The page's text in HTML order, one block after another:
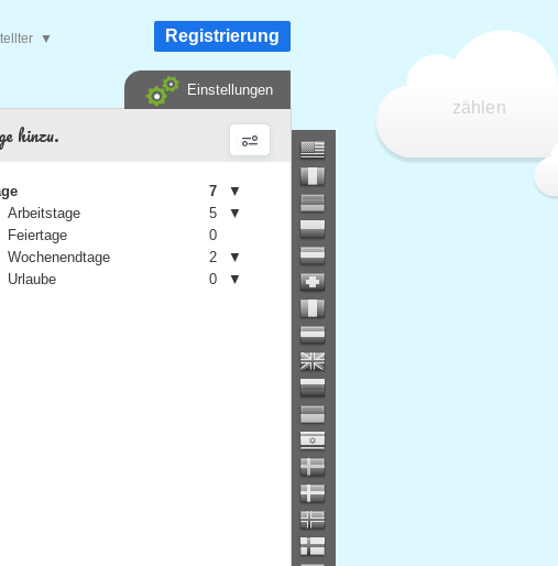
zählen
▼ Registrierung
Einstellungen
hinzu.
7
▼
Arbeitstage
5
▼
Feiertage
0
Wochenendtage
2
▼
Urlaube
0 ▼